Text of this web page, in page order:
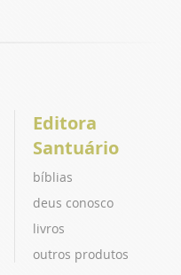
Editora
Santuário
bíblias
deus conosco
livros
outros produtos